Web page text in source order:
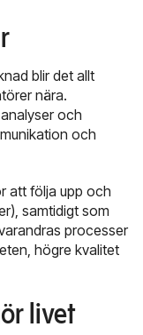
blir det allt
nära.
och
och
att följa upp och
samtidigt som
processer
högre kvalitet
livet